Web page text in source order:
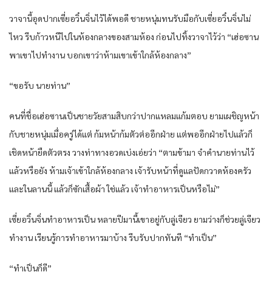
วาจานี้อุดปากเซี่ยอวิ๋นจิ่นไว้ได้พอดี ชายหนุ่มทนรับมือกับเซี่ยอวิ๋นจิ่นไม่
ไหว รีบก้าวหนีไปในห้องกลางของสามห้อง ก่อนไปทิ้งวาจาไว้ว่า “เฮ่อซาน
พาเขาไปทำงาน บอกเขาว่าห้ามเขาเข้าใกล้ห้องกลาง”
“ขอรับ นายท่าน”
คนที่ชื่อเฮ่อซานเป็นชายวัยสามสิบกว่าปากแหลมแก้มตอบ ยามเผชิญหน้า
กับชายหนุ่มเมื่อครู่ได้แต่ ก้มหน้าก้มตัวต่ออีกฝ่าย แต่พออีกฝ่ายไปแล้วก็
เชิดหน้ายืดตัวตรง วางท่าทางอวดเบ่งเอ่ยว่า “ตามข้ามา จำคำนายท่านไว้
แล้วหรือยัง ห้ามเจ้าเข้าใกล้ห้องกลาง เจ้ารับหน้าที่ดูแลปัดกวาดห้องครัว
และในลานนี้ แล้วก็ซักเสื้อผ้า ใช่แล้ว เจ้าทำอาหารเป็นหรือไม่”
เซี่ยอวิ๋นจิ่นทำอาหารเป็น หลายปีมานี้เขาอยู่กับลู่เจียว ยามว่างก็ช่วยลู่เจียว
ทำงาน เรียนรู้การทำอาหารมาบ้าง รีบรับปากทันที “ทำเป็น”
“ทำเป็นก็ดี”